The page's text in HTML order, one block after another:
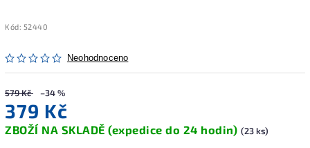
Kód: 52440
Neohodnoceno
579 Kč –34 %
379 Kč
ZBOŽÍ NA SKLADĚ (expedice do 24 hodin) (23 ks)